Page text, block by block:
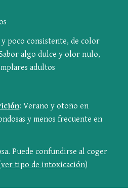
y poco consistente, de color
algo dulce y olor nulo,
adultos
: Verano y otoño en
y menos frecuente en
Puede confundirse al coger
ver tipo de intoxicación)